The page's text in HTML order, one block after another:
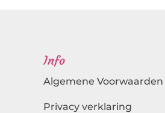
Info
Algemene Voorwaarden
Privacy verklaring